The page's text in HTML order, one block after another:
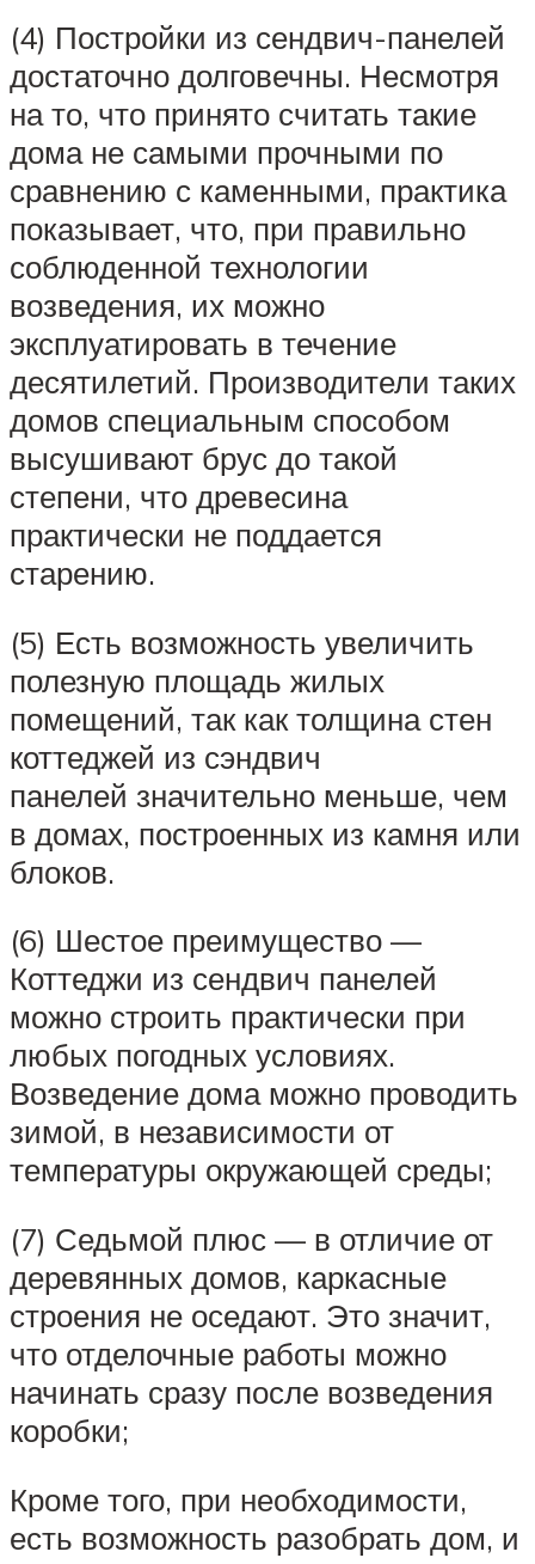
(4) Постройки из сендвич-панелей
достаточно долговечны. Несмотря
на то, что принято считать такие
дома не самыми прочными по
сравнению с каменными, практика
показывает, что, при правильно
соблюденной технологии
возведения, их можно
эксплуатировать в течение
десятилетий. Производители таких
домов специальным способом
высушивают брус до такой
степени, что древесина
практически не поддается
старению.
(5) Есть возможность увеличить
полезную площадь жилых
помещений, так как толщина стен
коттеджей из сэндвич
панелей значительно меньше, чем
в домах, построенных из камня или
блоков.
(6) Шестое преимущество —
Коттеджи из сендвич панелей
можно строить практически при
любых погодных условиях.
Возведение дома можно проводить
зимой, в независимости от
температуры окружающей среды;
(7) Седьмой плюс — в отличие от
деревянных домов, каркасные
строения не оседают. Это значит,
что отделочные работы можно
начинать сразу после возведения
коробки;
Кроме того, при необходимости,
есть возможность разобрать дом, и